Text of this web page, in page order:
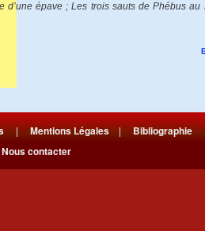
d’une épave ; Les trois sauts de Phébus au
|Mentions Légales|Bibliographie
Nous contacter